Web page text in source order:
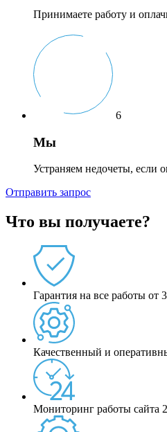
Принимаете работу и
6
Мы
Устраняем недочеты, если
Отправить запрос
Что вы получаете?
Гарантия на все работы от
Качественный и
Мониторинг работы сайта